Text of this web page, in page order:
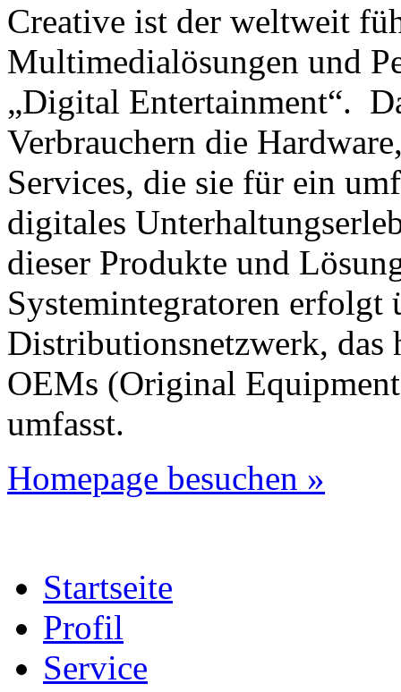
Creative ist der weltweit
Multimedialösungen und
„Digital Entertainment“.
Verbrauchern die
Services, die sie für ein
digitales
dieser Produkte und
Systemintegratoren erfolgt
Distributionsnetzwerk,
OEMs (Original
umfasst.
Homepage besuchen »
Startseite
Profil
Service